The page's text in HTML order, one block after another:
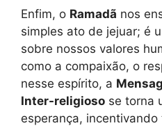
Enfim, o Ramadã nos
simples ato de jejuar; é
sobre nossos valores
como a compaixão, o
nesse espírito, a
Inter-religioso se torna
esperança,